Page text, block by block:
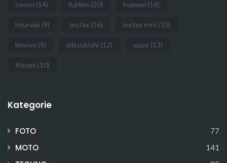
canon (14) fujifilm (20) huawei (14)
hyundai (9) instax (16) instax mini (10)
lenovo (9) mitsubishi (12) oppo (13)
Xiaomi (10)
Kategorie
FOTO 77
MOTO 141